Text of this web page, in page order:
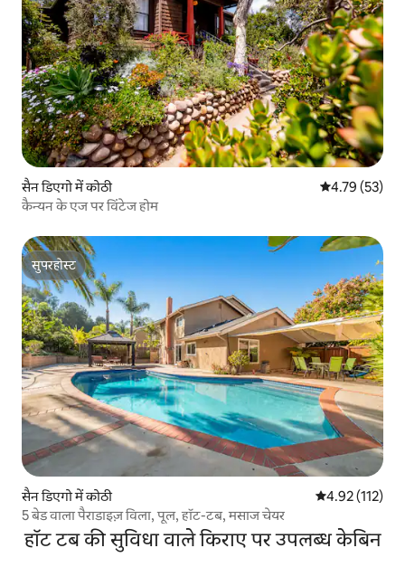
सैन डिएगो में कोठी औसत रेटिंग 5 में
4.79 (53)
कैन्यन के एज पर विंटेज होम
सुपरहोस्ट
सुपरहोस्ट
सैन डिएगो में कोठी औसत रेटिंग 5 में से
4.92 (112)
5 बेड वाला पैराडाइज़ विला, पूल, हॉट-टब, मसाज चेयर
हॉट टब की सुविधा वाले किराए पर उपलब्ध केबिन